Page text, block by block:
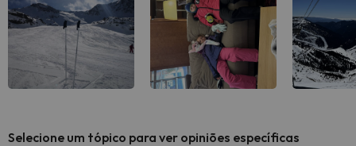
Selecione um tópico para ver opiniões específicas